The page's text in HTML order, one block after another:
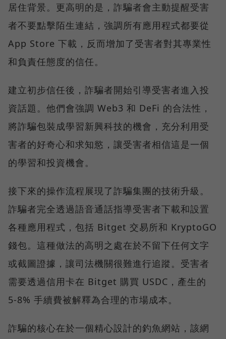
居住背景。更高明的是，詐騙者會主動提醒受害
者不要點擊陌生連結，強調所有應用程式都要從
App Store 下載，反而增加了受害者對其專業性
和負責任態度的信任。
建立初步信任後，詐騙者開始引導受害者進入投
資話題。他們會強調 Web3 和 DeFi 的合法性，
將詐騙包裝成學習新興科技的機會，充分利用受
害者的好奇心和求知慾，讓受害者相信這是一個
的學習和投資機會。
接下來的操作流程展現了詐騙集團的技術升級。
詐騙者完全透過語音通話指導受害者下載和設置
各種應用程式，包括 Bitget 交易所和 KryptoGO
錢包。這種做法的高明之處在於不留下任何文字
或截圖證據，讓司法機關很難進行追蹤。受害者
需要透過信用卡在 Bitget 購買 USDC，產生的
5-8% 手續費被解釋為合理的市場成本。
詐騙的核心在於一個精心設計的釣魚網站，該網